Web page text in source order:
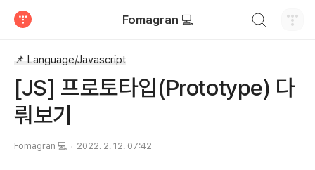
Fomagran 💻
📌 Language/Javascript
[JS] 프로토타입(Prototype) 다
뤄보기
Fomagran 💻 2022. 2. 12. 07:42